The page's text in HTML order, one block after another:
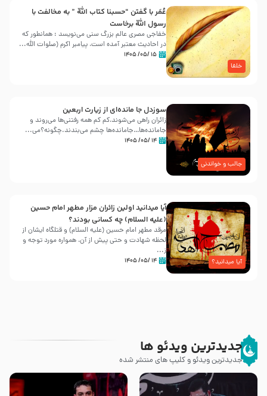
خلفا
عُمَر با گفتن “حسبنا كتاب اللّه ” به مخالفت با
رسول اللّه برخاست
خفاجی مصری عالم بزرگ سنی می‌نویسد : همانطور که
در احادیث معتبر آمده است، پیامبر اکرم (صلوات اللّه...
۱۵ /۰۵/ ۱۴۰۵
جالب و خواندنی
سوزدل جا مانده‌ای از زیارت اربعین
زائران راهی می‌شوند،کم‌ کم همه رفتنی‌ها می‌روند و
جامانده‌ها…جامانده‌ها چشم می‌بندند.چگونه؟می‌...
۱۴ /۰۵/ ۱۴۰۵
آیا میدانید؟
آیا میدانید اولین زائران مزار مطهر امام حسین
(علیه السلام) چه کسانی بودند؟
مرقد مطهر امام حسین (علیه السلام) و قتلگاه ایشان از
لحظه شهادت و حتی پیش از آن، همواره مورد توجه و
ز...
۱۴ /۰۵/ ۱۴۰۵
جدیدترین ویدئو ها
جدیدترین ویدئو و کلیپ های منتشر شده